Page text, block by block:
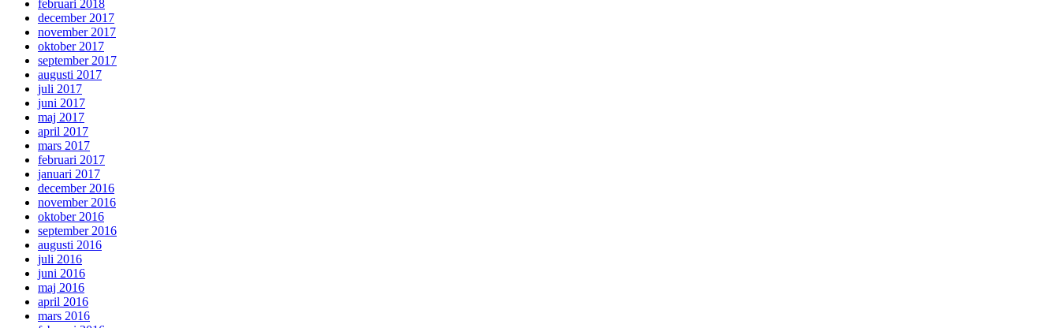
februari 2018
december 2017
november 2017
oktober 2017
september 2017
augusti 2017
juli 2017
juni 2017
maj 2017
april 2017
mars 2017
februari 2017
januari 2017
december 2016
november 2016
oktober 2016
september 2016
augusti 2016
juli 2016
juni 2016
maj 2016
april 2016
mars 2016